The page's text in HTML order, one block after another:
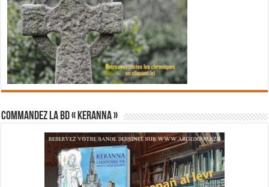
Commandez la BD « Keranna »